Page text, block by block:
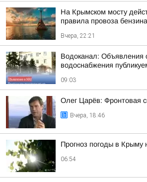
На Крымском мосту
правила провоза бензина
Вчера, 22:21
Водоканал: Объявления
водоснабжения
09:03
Олег Царёв: Фронтовая
Вчера, 18:46
Прогноз погоды в Крыму
06:54